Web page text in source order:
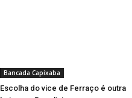
Bancada Capixaba
Escolha do vice de Ferraço é outra